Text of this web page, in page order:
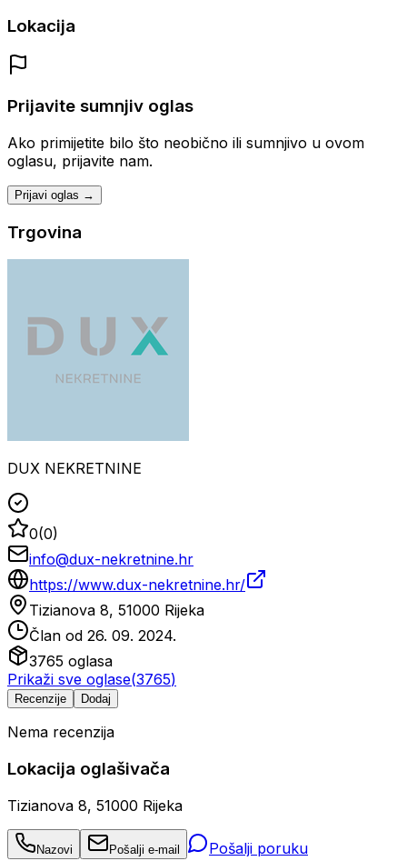
Lokacija
Prijavite sumnjiv oglas
Ako primijetite bilo što neobično ili sumnjivo u ovom
oglasu, prijavite nam.
Prijavi oglas →
Trgovina
DUX NEKRETNINE
0(0)
info@dux-nekretnine.hr
https://www.dux-nekretnine.hr/
Tizianova 8, 51000 Rijeka
Član od 26. 09. 2024.
3765 oglasa
Prikaži sve oglase(3765)
Recenzije Dodaj
Nema recenzija
Lokacija oglašivača
Tizianova 8, 51000 Rijeka
Nazovi Pošalji e-mail Pošalji poruku